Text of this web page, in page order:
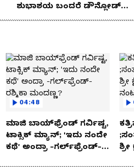
ಶುಭಾಶಯ ಬಂದರೆ ಡೌನ್ಲೋಡ್
ಮಾಡಬೇಡಿ!
04:48
ಮಾಜಿ ಬಾಯ್‌ಫ್ರೆಂಡ್ ಗರ್ವಿಷ್ಟ,
ಟಾಕ್ಸಿಕ್ ಮ್ಯಾನ್; 'ಇದು ನಂದೇ
ಕಥೆ' ಅಂದ್ರಾ -ಗರ್ಲ್‌ಫ್ರೆಂಡ್-